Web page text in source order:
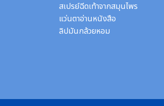
สเปรย์ฉีดเท้าจากสมุนไพร
แว่นตาอ่านหนังสือ
ลิปมันกล้วยหอม